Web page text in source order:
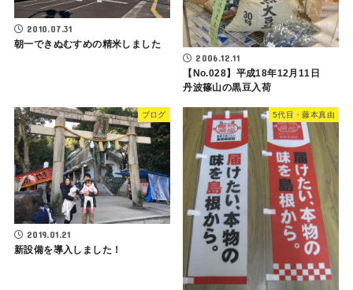
2010.07.31
朝一できぬむすめの精米しました
2006.12.11
【No.028】平成18年12月11日
丹波篠山の黒豆入荷
ブログ
2019.01.21
新設備を導入しました！
5代目・藤本真由